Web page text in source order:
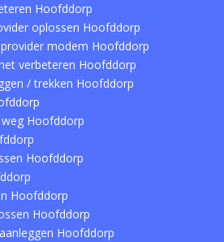
Hoofddorp
oplossen Hoofddorp
modem Hoofddorp
verbeteren Hoofddorp
/ trekken Hoofddorp
Hoofddorp
Hoofddorp
Hoofddorp
Hoofddorp
Hoofddorp